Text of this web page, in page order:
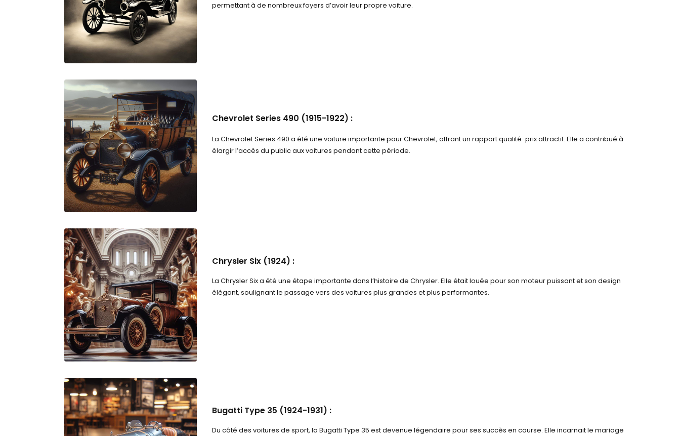
permettant à de nombreux foyers d’avoir leur propre voiture.
Chevrolet Series 490 (1915-1922) :
La Chevrolet Series 490 a été une voiture importante pour Chevrolet, offrant un rapport qualité-prix attractif. Elle a contribué à
élargir l’accès du public aux voitures pendant cette période.
Chrysler Six (1924) :
La Chrysler Six a été une étape importante dans l’histoire de Chrysler. Elle était louée pour son moteur puissant et son design
élégant, soulignant le passage vers des voitures plus grandes et plus performantes.
Bugatti Type 35 (1924-1931) :
Du côté des voitures de sport, la Bugatti Type 35 est devenue légendaire pour ses succès en course. Elle incarnait le mariage